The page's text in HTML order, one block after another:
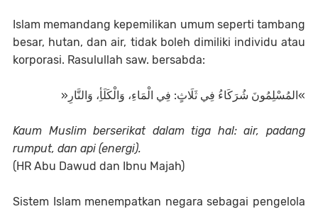
Islam memandang kepemilikan umum seperti tambang
besar, hutan, dan air, tidak boleh dimiliki individu atau
korporasi. Rasulullah saw. bersabda:
«المُسْلِمُونَ شُرَكَاءُ فِي ثَلَاثٍ: فِي الْمَاءِ، وَالْكَلَأِ، وَالنَّارِ »
Kaum Muslim berserikat dalam tiga hal: air, padang
rumput, dan api (energi).
(HR Abu Dawud dan Ibnu Majah)
Sistem Islam menempatkan negara sebagai pengelola